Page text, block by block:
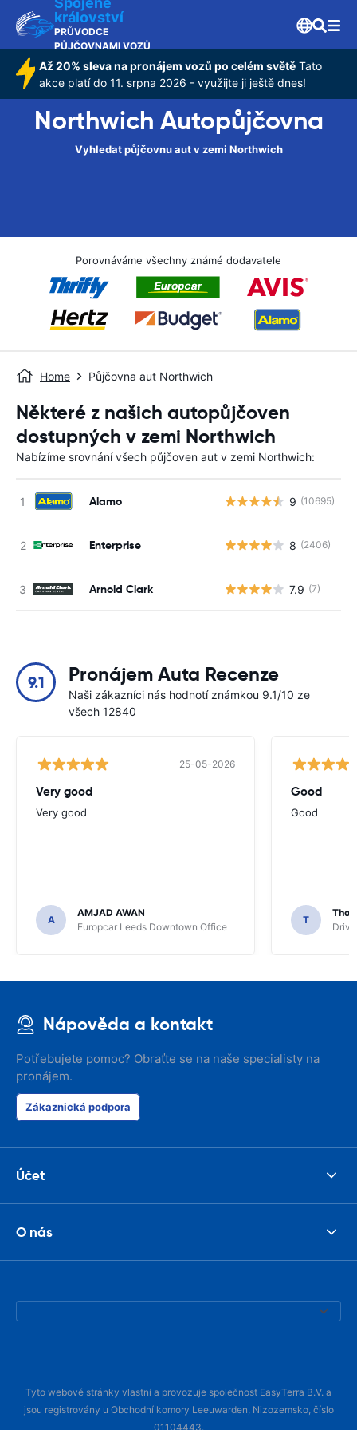
království
PRŮVODCE
PŮJČOVNAMI VOZŮ
Až 20% sleva na pronájem vozů po celém světě Tato
akce platí do 11. srpna 2026 - využijte ji ještě dnes!
Northwich Autopůjčovna
Vyhledat půjčovnu aut v zemi Northwich
Porovnáváme všechny známé dodavatele
Home Půjčovna aut Northwich
Některé z našich autopůjčoven
dostupných v zemi Northwich
Nabízíme srovnání všech půjčoven aut v zemi Northwich:
Alamo 9 (10695)
Enterprise 8 (2406)
Arnold Clark 7.9 (7)
9.1 Pronájem Auta Recenze
Naši zákazníci nás hodnotí známkou 9.1/10 ze
všech 12840
25-05-2026
Very good
Very good
A
AMJAD AWAN
Europcar Leeds Downtown Office
Good
Good
T
Nápověda a kontakt
Potřebujete pomoc? Obraťte se na naše specialisty na
pronájem.
Zákaznická podpora
Účet
O nás
Tyto webové stránky vlastní a provozuje společnost EasyTerra B.V. a
jsou registrovány u Obchodní komory Leeuwarden, Nizozemsko, číslo
01104443.